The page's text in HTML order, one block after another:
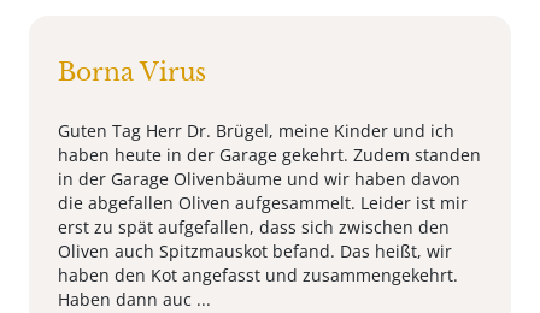
Borna Virus
Guten Tag Herr Dr. Brügel, meine Kinder und ich
haben heute in der Garage gekehrt. Zudem standen
in der Garage Olivenbäume und wir haben davon
die abgefallen Oliven aufgesammelt. Leider ist mir
erst zu spät aufgefallen, dass sich zwischen den
Oliven auch Spitzmauskot befand. Das heißt, wir
haben den Kot angefasst und zusammengekehrt.
Haben dann auc ...